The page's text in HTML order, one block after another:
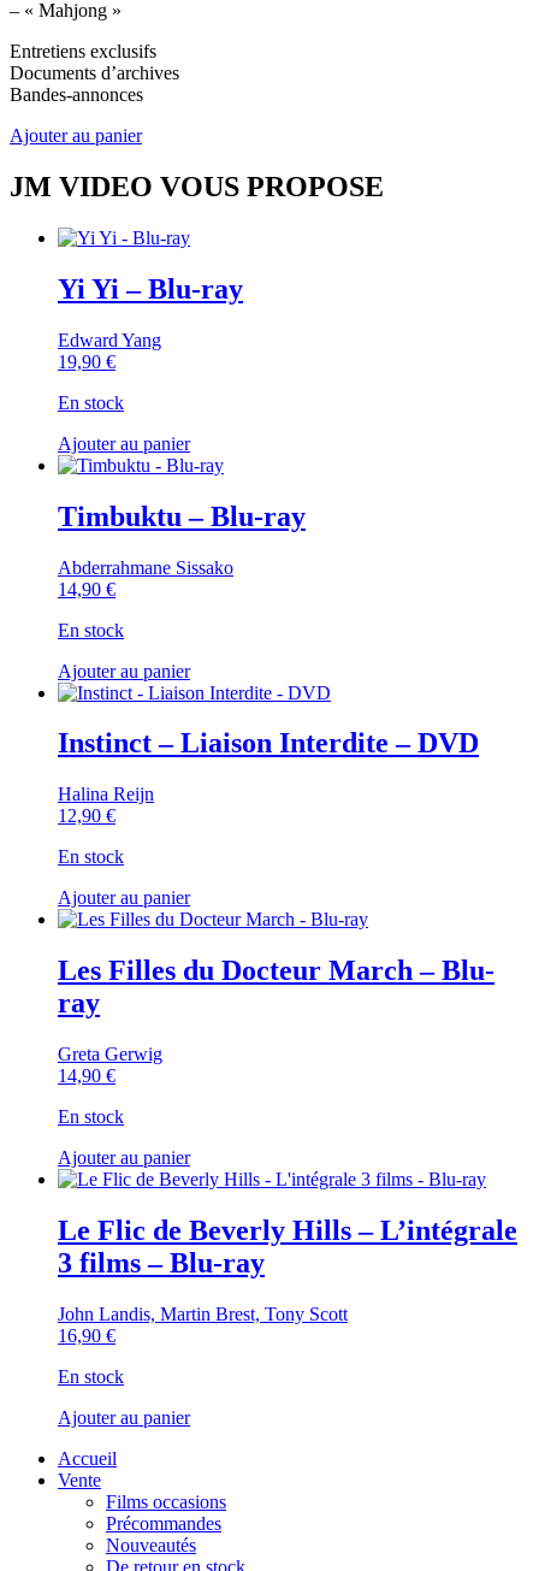
– « Mahjong »
Entretiens exclusifs
Documents d’archives
Bandes-annonces
Ajouter au panier
JM VIDEO VOUS PROPOSE
Yi Yi – Blu-ray
Edward Yang
19,90 €
En stock
Ajouter au panier
Timbuktu – Blu-ray
Abderrahmane Sissako
14,90 €
En stock
Ajouter au panier
Instinct – Liaison Interdite – DVD
Halina Reijn
12,90 €
En stock
Ajouter au panier
Les Filles du Docteur March – Blu-
ray
Greta Gerwig
14,90 €
En stock
Ajouter au panier
Le Flic de Beverly Hills – L’intégrale
3 films – Blu-ray
John Landis, Martin Brest, Tony Scott
16,90 €
En stock
Ajouter au panier
Accueil
Vente
Films occasions
Précommandes
Nouveautés
De retour en stock